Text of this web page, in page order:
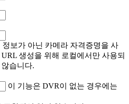
정보가 아닌 카메라 자격증명을 사
생성을 위해 로컬에서만 사용되
습니다.
이 기능은 DVR이 없는 경우에는